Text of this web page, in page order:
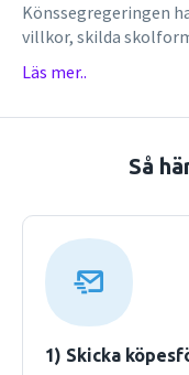
Könssegregeringen
villkor, skilda
skillnader i
mot mer jämlika
genom att de
förstärkts.
samhälleligt styrda
ett genusperspektiv.
jämförs med
till blivande
för
Läs mer..
Så
1) Skicka